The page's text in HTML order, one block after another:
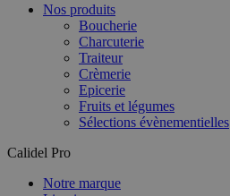
Nos produits
Boucherie
Charcuterie
Traiteur
Crèmerie
Epicerie
Fruits et légumes
Sélections évènementielles
Calidel Pro
Notre marque